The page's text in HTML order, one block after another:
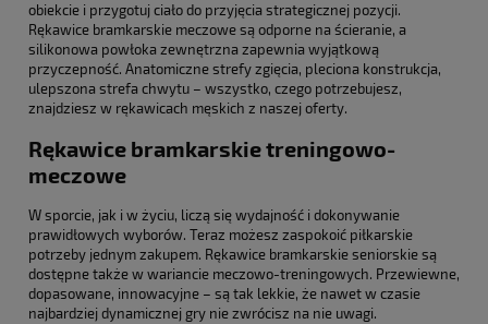
obiekcie i przygotuj ciało do przyjęcia strategicznej pozycji.
Rękawice bramkarskie meczowe są odporne na ścieranie, a
silikonowa powłoka zewnętrzna zapewnia wyjątkową
przyczepność. Anatomiczne strefy zgięcia, pleciona konstrukcja,
ulepszona strefa chwytu – wszystko, czego potrzebujesz,
znajdziesz w rękawicach męskich z naszej oferty.
Rękawice bramkarskie treningowo-
meczowe
W sporcie, jak i w życiu, liczą się wydajność i dokonywanie
prawidłowych wyborów. Teraz możesz zaspokoić piłkarskie
potrzeby jednym zakupem. Rękawice bramkarskie seniorskie są
dostępne także w wariancie meczowo-treningowych. Przewiewne,
dopasowane, innowacyjne – są tak lekkie, że nawet w czasie
najbardziej dynamicznej gry nie zwrócisz na nie uwagi.